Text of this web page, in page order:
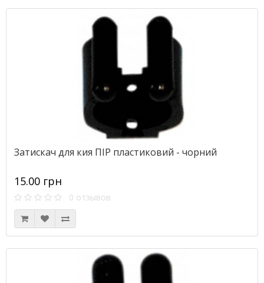
Затискач для кия ПІР пластиковий - чорний
15.00 грн
0 отзывов